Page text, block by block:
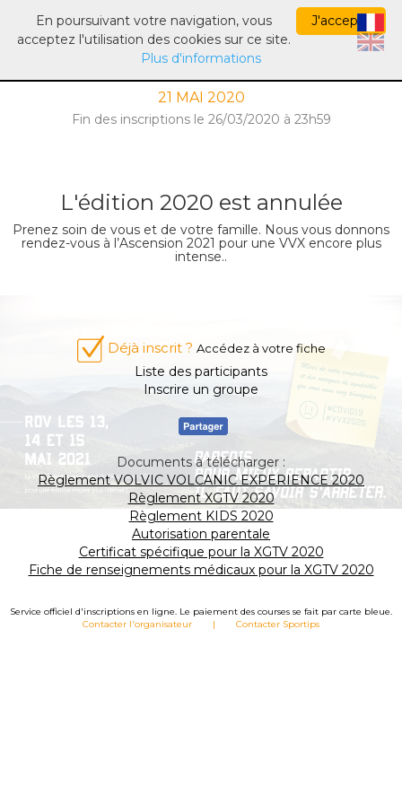
SERVICE D'INSCRIPTIONS
21 MAI 2020
Fin des inscriptions le 26/03/2020 à 23h59
L'édition 2020 est annulée
Prenez soin de vous et de votre famille. Nous vous donnons
rendez-vous à l’Ascension 2021 pour une VVX encore plus
intense..
Déjà inscrit ? Accédez à votre fiche
Liste des participants
Inscrire un groupe
Documents à télécharger :
Règlement VOLVIC VOLCANIC EXPERIENCE 2020
Règlement XGTV 2020
Règlement KIDS 2020
Autorisation parentale
Certificat spécifique pour la XGTV 2020
Fiche de renseignements médicaux pour la XGTV 2020
Service officiel d'inscriptions en ligne. Le paiement des courses se fait par carte bleue.
Contacter l'organisateur
| Contacter Sportips
J'accepte
En poursuivant votre navigation, vous
acceptez l'utilisation des cookies sur ce site.
Plus d'informations